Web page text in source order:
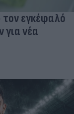
εγκέφαλό
για νέα